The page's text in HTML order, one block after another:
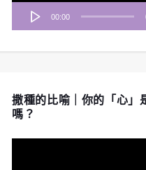
00:00
撒種的比喻｜你的「心」
嗎？